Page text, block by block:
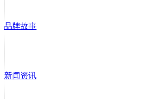
品牌故事
新闻资讯